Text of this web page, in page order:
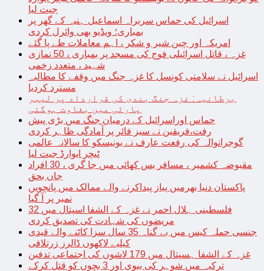
جیت لیا
اسرائیل کی حماس سربراہ اسماعیل ہنیہ کے گھر پر
بمباری؛ ویڈیو بھی وائرل کردی
امریکہ اور چین شیر و شکر ، اہم معاملات طے پا گئے
غزہ ، قاتل اسرائیلی فوج کی مسجد پر بمباری ، 50 نمازی
شہید ، متعدد زخمی
اسرائیل نے سلامتی کونسل کا غزہ جنگ میں وقفے کا مطالبہ
مسترد کردیا
برطانیہ: غزہ جنگ بندی کی قرارداد پر لیبر
پارٹی میں بغاوت ہوگئی
حماس اوراسرائیل کے درمیان جنگ میں بڑی پیش
رفت،فریقین نے سیز فائر پر آمادگی ظاہر کردی
گوجرانوالہ کی رفعت عارف نے یونیسکو کا سالانہ عالمی
ٹیچر ایوارڈ جیت لیا
مقبوضہ کشمیر ، مسافر بس کھائی میں جا گری ، 30 افراد
جاں بحق
پاکستان دنیا بھرمیں پیاز پیداکرنے والے ممالک میں پانچویں
نمبر پر آ گیا
فلسطینی ہلال احمر نے غزہ کے الشفا اسپتال میں 32
مریضوں کی شہادت کی تصدیق کردی
جنسی حملہ کیس میں بے گناہ 35 سال سزا کاٹنے والے قیدی
کیلیے لاکھوں ڈالرز زرتلافی
غزہ کے الشفا ہسپتال میں 179 لاشوں کی اجتماعی تدفین
ترکیہ میں شوہر کی بیوی اور 3 بچوں کو قتل کرکے